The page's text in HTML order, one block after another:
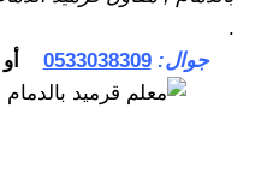
.
جوال: 0533038309